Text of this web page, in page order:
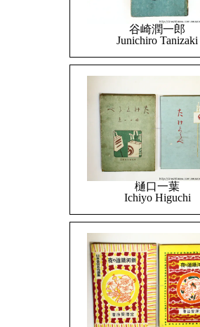
谷崎潤一郎
Junichiro Tanizaki
樋口一葉
Ichiyo Higuchi